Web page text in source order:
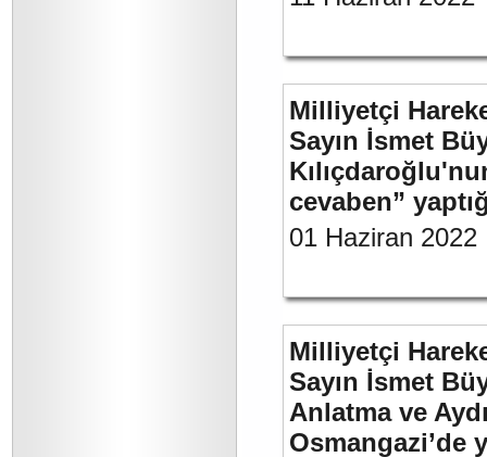
Milliyetçi
Sayın İsmet
cevaben”
01 Haziran 2022
Milliyetçi
Sayın İsmet
Anlatma ve
Osmangazi’de